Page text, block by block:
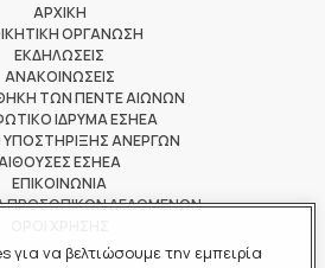
να βελτιώσουμε την εμπειρία
ΑΡΧΙΚΗ
ΟΡΓΑΝΩΣΗ
ΕΚΔΗΛΩΣΕΙΣ
ΑΝΑΚΟΙΝΩΣΕΙΣ
ΤΩΝ ΠΕΝΤΕ ΑΙΩΝΩΝ
ΙΔΡΥΜΑ ΕΣΗΕΑ
ΥΠΟΣΤΗΡΙΞΗΣ ΑΝΕΡΓΩΝ
ΕΣΗΕΑ
ΕΠΙΚΟΙΝΩΝΙΑ
ΠΡΟΣΩΠΙΚΩΝ ΔΕΔΟΜΕΝΩΝ